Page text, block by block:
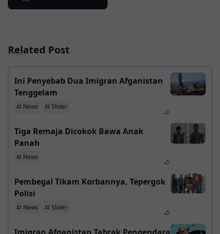
Related Post
Ini Penyebab Dua Imigran Afganistan
Tenggelam
News Slider
Tiga Remaja Dicokok Bawa Anak
Panah
News
Pembegal Tikam Korbannya, Tepergok
Polisi
News Slider